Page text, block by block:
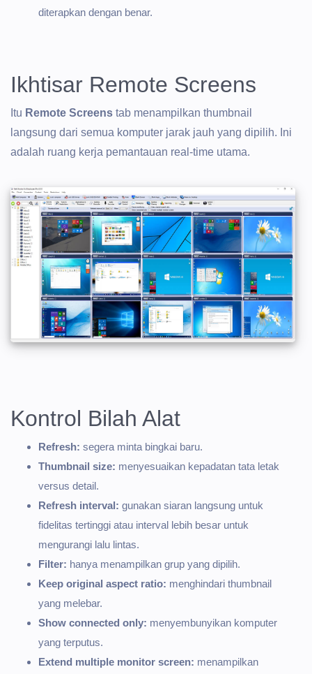
diterapkan dengan benar.
Ikhtisar Remote Screens
Itu Remote Screens tab menampilkan thumbnail
langsung dari semua komputer jarak jauh yang dipilih. Ini
adalah ruang kerja pemantauan real-time utama.
Kontrol Bilah Alat
Refresh: segera minta bingkai baru.
Thumbnail size: menyesuaikan kepadatan tata letak
versus detail.
Refresh interval: gunakan siaran langsung untuk
fidelitas tertinggi atau interval lebih besar untuk
mengurangi lalu lintas.
Filter: hanya menampilkan grup yang dipilih.
Keep original aspect ratio: menghindari thumbnail
yang melebar.
Show connected only: menyembunyikan komputer
yang terputus.
Extend multiple monitor screen: menampilkan